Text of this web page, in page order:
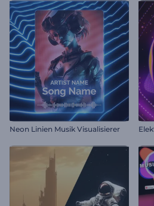
Neon Linien Musik Visualisierer